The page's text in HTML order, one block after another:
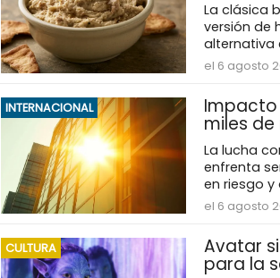
La clásica
versión de
alternativa
el 6 agosto
INTERNACIONAL Impacto
miles
La lucha
enfrenta
en riesgo y
el 6 agosto
CULTURA Avatar
para la